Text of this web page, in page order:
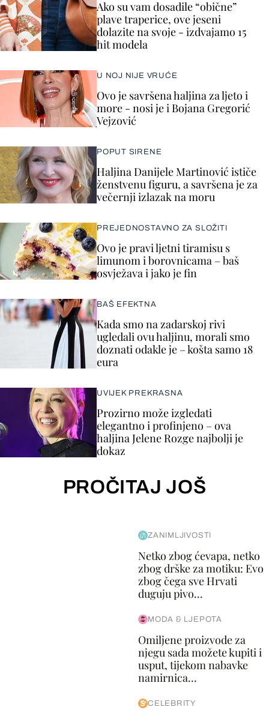
Ako su vam dosadile “obične”
plave traperice, ove jeseni
dolazite na svoje - izdvajamo 15
hit modela
U NOJ NIJE VRUĆE
Ovo je savršena haljina za ljeto i
more - nosi je i Bojana Gregorić
Vejzović
POPUT SIRENE
Haljina Danijele Martinović ističe
ženstvenu figuru, a savršena je za
večernji izlazak na moru
PREJEDNOSTAVNO ZA SLOŽITI
Ovo je pravi ljetni tiramisu s
limunom i borovnicama – baš
osvježava i jako je fin
BAŠ EFEKTNA
Kada smo na zadarskoj rivi
ugledali ovu haljinu, morali smo
doznati odakle je – košta samo 18
eura
UVIJEK PREKRASNA
Prozirno može izgledati
elegantno i profinjeno – ova
haljina Jelene Rozge najbolji je
dokaz
PROČITAJ JOŠ
ZANIMLJIVOSTI
Netko zbog ćevapa, netko
zbog drške za motiku: Evo
zbog čega sve Hrvati
duguju pivo...
MODA & LJEPOTA
Omiljene proizvode za
njegu sada možete kupiti i
usput, tijekom nabavke
namirnica...
CELEBRITY